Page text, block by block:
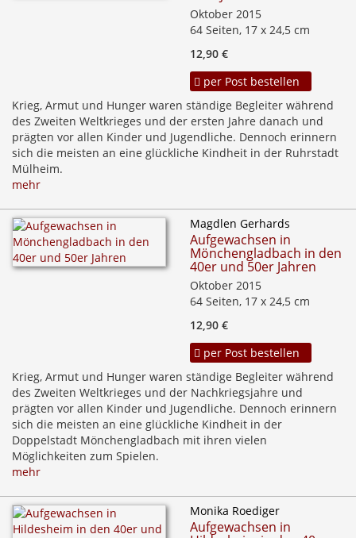
Oktober 2015
64 Seiten, 17 x 24,5 cm
12,90 €
per Post bestellen
Krieg, Armut und Hunger waren ständige Begleiter während
des Zweiten Weltkrieges und der ersten Jahre danach und
prägten vor allen Kinder und Jugendliche. Dennoch erinnern
sich die meisten an eine glückliche Kindheit in der Ruhrstadt
Mülheim.
mehr
Magdlen Gerhards
Aufgewachsen in
Mönchengladbach in den
40er und 50er Jahren
Oktober 2015
64 Seiten, 17 x 24,5 cm
12,90 €
per Post bestellen
Krieg, Armut und Hunger waren ständige Begleiter während
des Zweiten Weltkrieges und der Nachkriegsjahre und
prägten vor allen Kinder und Jugendliche. Dennoch erinnern
sich die meisten an eine glückliche Kindheit in der
Doppelstadt Mönchengladbach mit ihren vielen
Möglichkeiten zum Spielen.
mehr
Monika Roediger
Aufgewachsen in